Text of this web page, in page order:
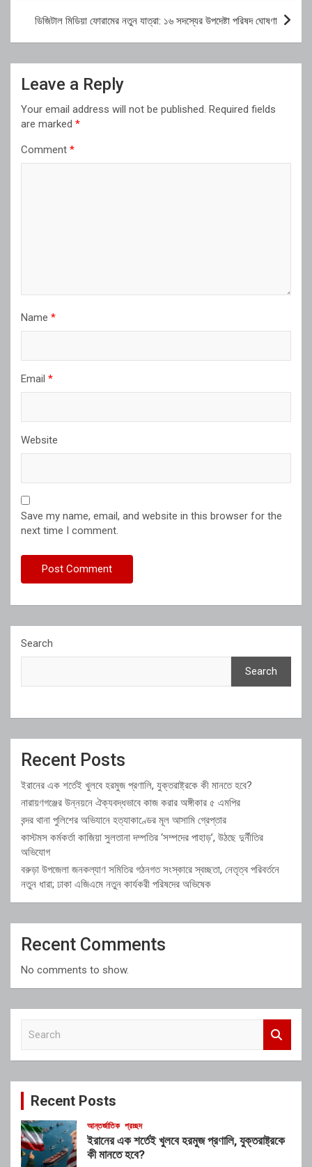
ডিজিটাল মিডিয়া ফোরামের নতুন যাত্রা: ১৬ সদস্যের উপদেষ্টা পরিষদ ঘোষণা
Leave a Reply
Your email address will not be published. Required fields
are marked *
Comment *
Name *
Email *
Website
Save my name, email, and website in this browser for the
next time I comment.
Search
Search
Recent Posts
ইরানের এক শর্তেই খুলবে হরমুজ প্রণালি, যুক্তরাষ্ট্রকে কী মানতে হবে?
নারায়ণগঞ্জের উন্নয়নে ঐক্যবদ্ধভাবে কাজ করার অঙ্গীকার ৫ এমপির
বন্দর থানা পুলিশের অভিযানে হত্যাকাণ্ডের মূল আসামি গ্রেপ্তার
কাস্টমস কর্মকর্তা কাজিয়া সুলতানা দম্পতির ‘সম্পদের পাহাড়’, উঠছে দুর্নীতির
অভিযোগ
বরুড়া উপজেলা জনকল্যাণ সমিতির গঠনগত সংস্কারে স্বচ্ছতা, নেতৃত্ব পরিবর্তনে
নতুন ধারা; ঢাকা এজিএমে নতুন কার্যকরী পরিষদের অভিষেক
Recent Comments
No comments to show.
c
Recent Posts
আন্তর্জাতিক প্রচ্ছদ
ইরানের এক শর্তেই খুলবে হরমুজ প্রণালি, যুক্তরাষ্ট্রকে
কী মানতে হবে?